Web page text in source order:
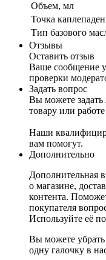
Объем, мл
Точка
Тип базового
Отзывы
Оставить отзыв
Ваше сообщение
проверки
Задать вопрос
Вы можете
товару или
Наши
вам помогут.
Дополнительно
Дополнительная
о магазине,
контента.
покупателя
Используйте её
Вы можете убрать
одну галочку в